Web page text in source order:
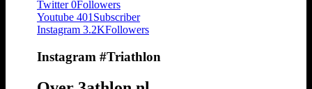
Twitter 0Followers
Youtube 401 Subscriber
Instagram 3.2KFollowers
Instagram #Triathlon